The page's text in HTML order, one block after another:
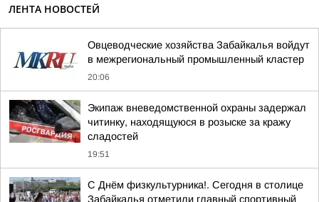
ЛЕНТА НОВОСТЕЙ
Овцеводческие хозяйства Забайкалья войдут
в межрегиональный промышленный кластер
20:06
Экипаж вневедомственной охраны задержал
читинку, находящуюся в розыске за кражу
сладостей
19:51
С Днём физкультурника!. Сегодня в столице
Забайкалья отметили главный спортивный